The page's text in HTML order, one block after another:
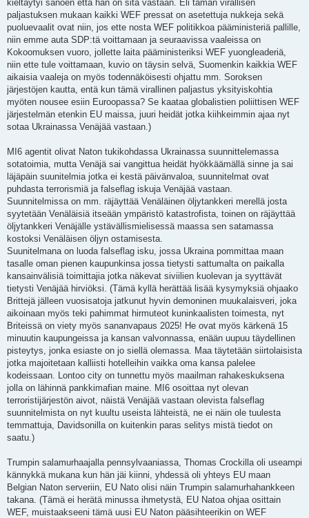
kieltäytyi sanoen että hän on sitä vastaan. Eli tämän virallisen
paljastuksen mukaan kaikki WEF pressat on asetettuja nukkeja sekä
puoluevaalit ovat niin, jos ette nosta WEF politikkoa pääministeriä pallille,
niin emme auta SDP:tä voittamaan ja seuraavissa vaaleissa on
Kokoomuksen vuoro, jollette laita pääministeriksi WEF yuongleaderiä,
niin ette tule voittamaan, kuvio on täysin selvä, Suomenkin kaikkia WEF
aikaisia vaaleja on myös todennäköisesti ohjattu mm. Soroksen
järjestöjen kautta, entä kun tämä virallinen paljastus yksityiskohtia
myöten nousee esiin Euroopassa? Se kaataa globalistien poliittisen WEF
järjestelmän etenkin EU maissa, juuri heidät jotka kiihkeimmin ajaa nyt
sotaa Ukrainassa Venäjää vastaan.)
MI6 agentit olivat Naton tukikohdassa Ukrainassa suunnittelemassa
sotatoimia, mutta Venäjä sai vangittua heidät hyökkäämällä sinne ja sai
läjäpäin suunitelmia jotka ei kestä päivänvaloa, suunnitelmat ovat
puhdasta terrorismiä ja falseflag iskuja Venäjää vastaan.
Suunnitelmissa on mm. räjäyttää Venäläinen öljytankkeri merellä josta
syytetään Venäläisiä itseään ympäristö katastrofista, toinen on räjäyttää
öljytankkeri Venäjälle ystävällismielisessä maassa sen satamassa
kostoksi Venäläisen öljyn ostamisesta.
Suunitelmana on luoda falseflag isku, jossa Ukraina pommittaa maan
tasalle oman pienen kaupunkinsa jossa tietysti sattumalta on paikalla
kansainvälisiä toimittajia jotka näkevat siviilien kuolevan ja syyttävät
tietysti Venäjää hirviöksi. (Tämä kyllä herättää lisää kysymyksiä ohjaako
Brittejä jälleen vuosisatoja jatkunut hyvin demoninen muukalaisveri, joka
aikoinaan myös teki pahimmat hirmuteot kuninkaalisten toimesta, nyt
Briteissä on viety myös sananvapaus 2025! He ovat myös kärkenä 15
minuutin kaupungeissa ja kansan valvonnassa, enään uupuu täydellinen
pisteytys, jonka esiaste on jo siellä olemassa. Maa täytetään siirtolaisista
jotka majoitetaan kalliisti hotelleihin vaikka oma kansa palelee
kodeissaan. Lontoo city on tunnettu myös maailman rahakeskuksena
jolla on lähinnä pankkimafian maine. MI6 osoittaa nyt olevan
terroristijärjestön aivot, näistä Venäjää vastaan olevista falseflag
suunnitelmista on nyt kuultu useista lähteistä, ne ei näin ole tuulesta
temmattuja, Davidsonilla on kuitenkin paras selitys mistä tiedot on
saatu.)
Trumpin salamurhaajalla pennsylvaaniassa, Thomas Crockilla oli useampi
kännykkä mukana kun hän jäi kiinni, yhdessä oli yhteys EU maan
Belgian Naton serveriin, EU Nato olisi näin Trumpin salamurhahankkeen
takana. (Tämä ei herätä minussa ihmetystä, EU Natoa ohjaa osittain
WEF, muistaakseeni tämä uusi EU Naton pääsihteerikin on WEF